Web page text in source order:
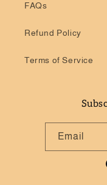
FAQs
Refund Policy
Terms of Service
Email